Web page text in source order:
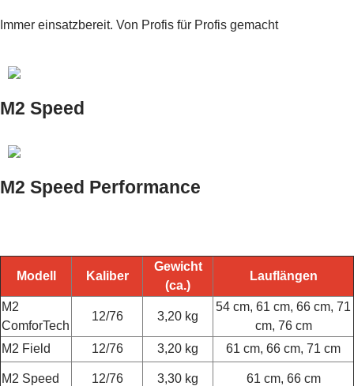
Immer einsatzbereit. Von Profis für Profis gemacht
M2 Speed
M2 Speed Performance
Modell Kaliber
Gewicht
(ca.)
Lauflängen
M2
ComforTech
12/76 3,20 kg
54 cm, 61 cm, 66 cm, 71
cm, 76 cm
M2 Field
12/76 3,20 kg 61 cm, 66 cm, 71 cm
M2 Speed 12/76 3,30 kg 61 cm, 66 cm